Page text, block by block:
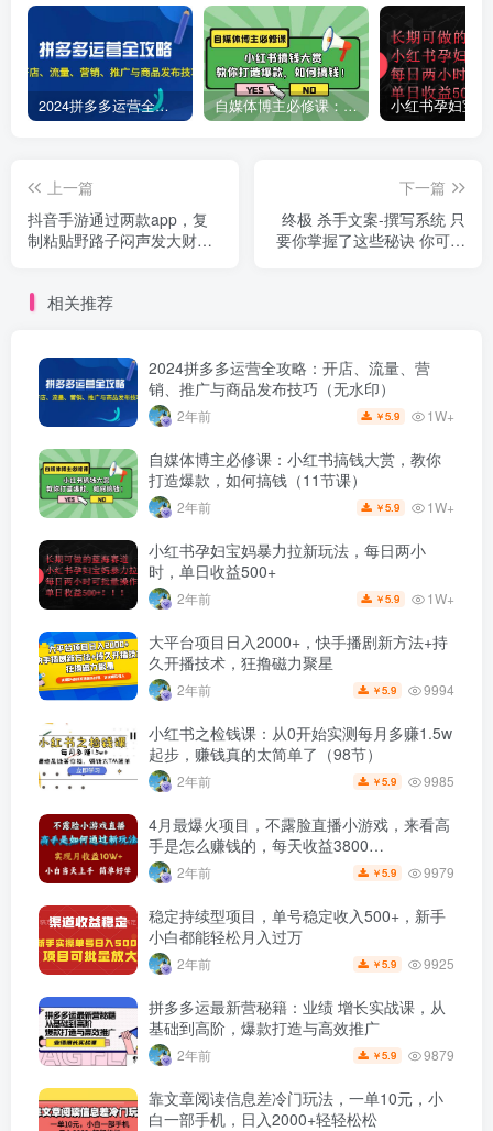
2024拼多多运营全攻略：开店、流量、营销、推广与商品发布技巧（无水印） 自媒体博主必修课：小红书搞钱大赏，教你打造爆款，如何搞钱（11节课）
上一篇
抖音手游通过两款app，复
制粘贴野路子闷声发大财，
下一篇
终极 杀手文案-撰写系统 只
要你掌握了这些秘诀 你可以
相关推荐
2024拼多多运营全攻略：开店、流量、营
销、推广与商品发布技巧（无水印）
2年前 ￥5.9 1W+
自媒体博主必修课：小红书搞钱大赏，教你
打造爆款，如何搞钱（11节课）
2年前 ￥5.9 1W+
小红书孕妇宝妈暴力拉新玩法，每日两小
时，单日收益500+
2年前 ￥5.9 1W+
大平台项目日入2000+，快手播剧新方法+持
久开播技术，狂撸磁力聚星
2年前 ￥5.9 9994
小红书之检钱课：从0开始实测每月多赚1.5w
起步，赚钱真的太简单了（98节）
2年前 ￥5.9 9985
4月最爆火项目，不露脸直播小游戏，来看高
手是怎么赚钱的，每天收益3800…
2年前 ￥5.9 9979
稳定持续型项目，单号稳定收入500+，新手
小白都能轻松月入过万
2年前 ￥5.9 9925
拼多多运最新营秘籍：业绩 增长实战课，从
基础到高阶，爆款打造与高效推广
2年前 ￥5.9 9879
靠文章阅读信息差冷门玩法，一单10元，小
白一部手机，日入2000+轻轻松松